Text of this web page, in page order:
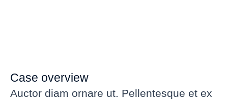
Case overview
Auctor diam ornare ut. Pellentesque et ex